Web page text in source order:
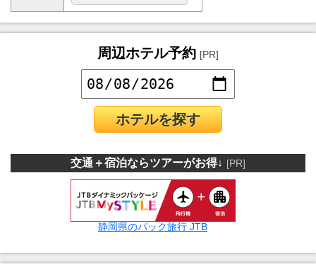
周辺ホテル予約 [PR]
ホテルを探す
交通＋宿泊ならツアーがお得↓ [PR]
静岡県のパック旅行 JTB